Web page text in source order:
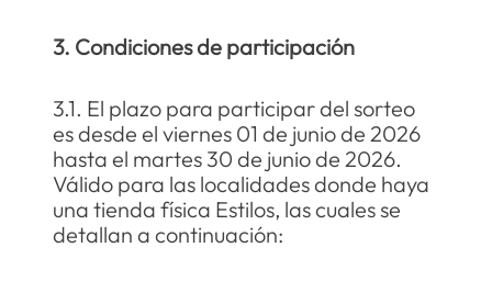
3. Condiciones de participación
3.1. El plazo para participar del sorteo
es desde el viernes 01 de junio de 2026
hasta el martes 30 de junio de 2026.
Válido para las localidades donde haya
una tienda física Estilos, las cuales se
detallan a continuación: